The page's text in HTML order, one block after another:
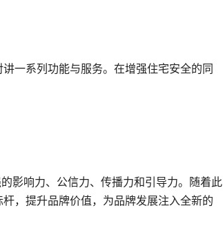
一系列功能与服务。在增强住宅安全的同
影响力、公信力、传播力和引导力。随着此
，提升品牌价值，为品牌发展注入全新的